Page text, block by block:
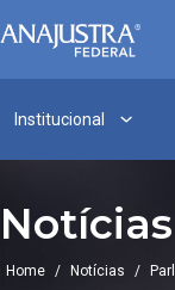
Institucional
Notícias
Home / Notícias /